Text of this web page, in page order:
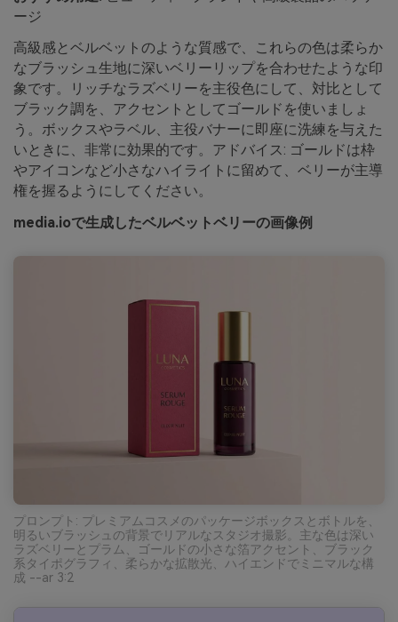
ージ
高級感とベルベットのような質感で、これらの色は柔らか
なブラッシュ生地に深いベリーリップを合わせたような印
象です。リッチなラズベリーを主役色にして、対比として
ブラック調を、アクセントとしてゴールドを使いましょ
う。ボックスやラベル、主役バナーに即座に洗練を与えた
いときに、非常に効果的です。アドバイス: ゴールドは枠
やアイコンなど小さなハイライトに留めて、ベリーが主導
権を握るようにしてください。
media.ioで生成したベルベットベリーの画像例
プロンプト: プレミアムコスメのパッケージボックスとボトルを、
明るいブラッシュの背景でリアルなスタジオ撮影。主な色は深い
ラズベリーとプラム、ゴールドの小さな箔アクセント、ブラック
系タイポグラフィ、柔らかな拡散光、ハイエンドでミニマルな構
成 --ar 3:2